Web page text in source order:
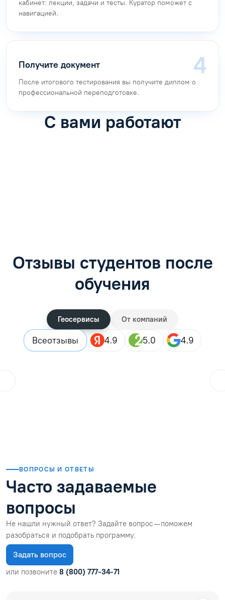
кабинет: лекции, задачи и тесты. Куратор поможет с
навигацией.
Получите документ
После итогового тестирования вы получите диплом о
профессиональной переподготовке.
С вами работают
Отзывы студентов после
обучения
Геосервисы От компаний
Всеотзывы 4.9 5.0 4.9
ВОПРОСЫ И ОТВЕТЫ
Часто задаваемые
вопросы
Не нашли нужный ответ? Задайте вопрос — поможем
разобраться и подобрать программу.
Задать вопрос
или позвоните 8 (800) 777-34-71